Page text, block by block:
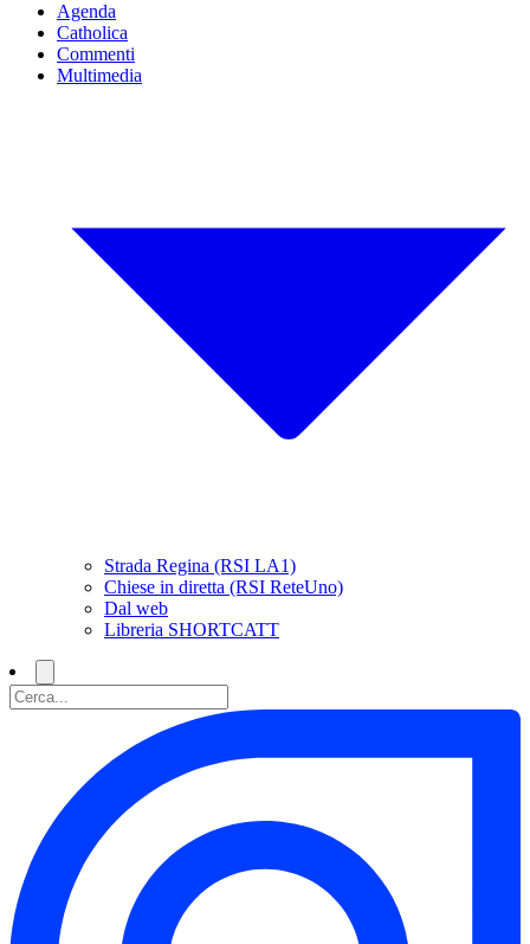
Agenda
Catholica
Commenti
Multimedia
Strada Regina (RSI LA1)
Chiese in diretta (RSI ReteUno)
Dal web
Libreria SHORTCATT